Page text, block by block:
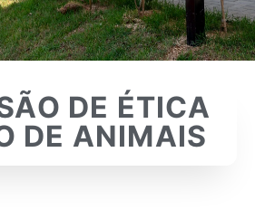
DE ÉTICA
DE ANIMAIS​